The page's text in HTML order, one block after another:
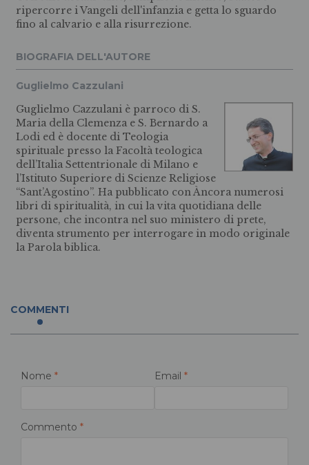
ripercorre i Vangeli dell'infanzia e getta lo sguardo
fino al calvario e alla risurrezione.
BIOGRAFIA DELL'AUTORE
Guglielmo Cazzulani
Guglielmo Cazzulani è parroco di S.
Maria della Clemenza e S. Bernardo a
Lodi ed è docente di Teologia
spirituale presso la Facoltà teologica
dell’Italia Settentrionale di Milano e
l’Istituto Superiore di Scienze Religiose
“Sant’Agostino”. Ha pubblicato con Àncora numerosi
libri di spiritualità, in cui la vita quotidiana delle
persone, che incontra nel suo ministero di prete,
diventa strumento per interrogare in modo originale
la Parola biblica.
COMMENTI
Nome * Email *
Commento *